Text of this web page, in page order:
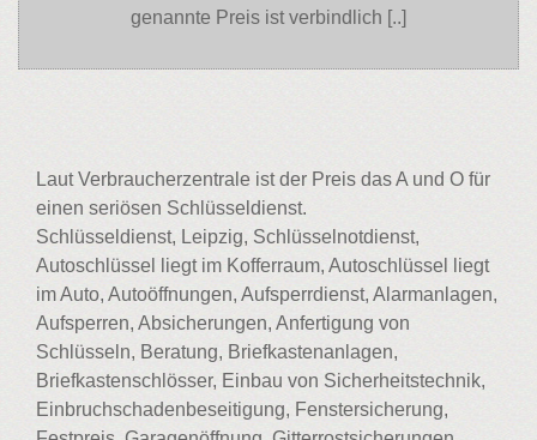
genannte Preis ist verbindlich [..]
Laut Verbraucherzentrale ist der Preis das A und O für
einen seriösen Schlüsseldienst.
Schlüsseldienst, Leipzig, Schlüsselnotdienst,
Autoschlüssel liegt im Kofferraum, Autoschlüssel liegt
im Auto, Autoöffnungen, Aufsperrdienst, Alarmanlagen,
Aufsperren, Absicherungen, Anfertigung von
Schlüsseln, Beratung, Briefkastenanlagen,
Briefkastenschlösser, Einbau von Sicherheitstechnik,
Einbruchschadenbeseitigung, Fenstersicherung,